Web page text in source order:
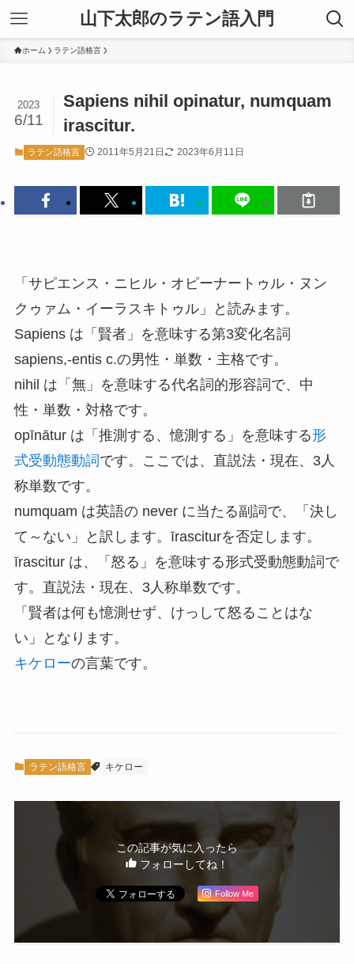
山下太郎のラテン語入門
ホーム ラテン語格言
Sapiens nihil opinatur, numquam
irascitur.
2023
6/11
ラテン語格言 2011年5月21日 2023年6月11日
「サピエンス・ニヒル・オピーナートゥル・ヌン
クゥァム・イーラスキトゥル」と読みます。
Sapiens は「賢者」を意味する第3変化名詞
sapiens,-entis c.の男性・単数・主格です。
nihil は「無」を意味する代名詞的形容詞で、中
性・単数・対格です。
opīnātur は「推測する、憶測する」を意味する形
式受動態動詞 です。ここでは、直説法・現在、3人
称単数です。
numquam は英語の never に当たる副詞で、「決し
て～ない」と訳します。īrasciturを否定します。
īrascitur は、「怒る」を意味する形式受動態動詞で
す。直説法・現在、3人称単数です。
「賢者は何も憶測せず、けっして怒ることはな
い」となります。
キケローの言葉です。
ラテン語格言 キケロー
この記事が気に入ったら
フォローしてね！
Follow Me